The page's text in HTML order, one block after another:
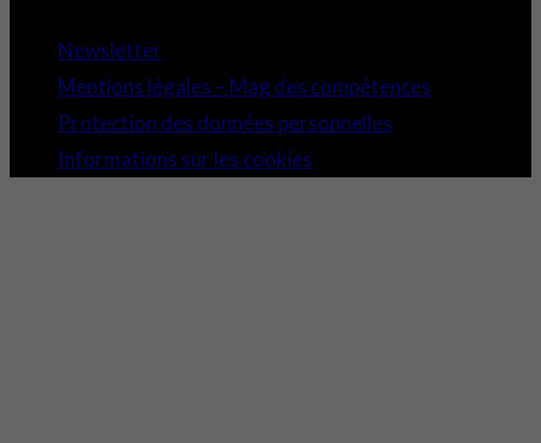
Newsletter
Mentions légales – Mag des compétences
Protection des données personnelles
Informations sur les cookies